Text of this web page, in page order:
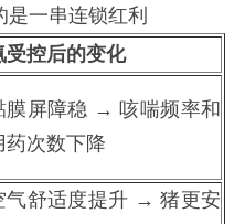
一串连锁红利
受控后的变化
膜屏障稳 → 咳喘频率和
药次数下降
气舒适度提升 → 猪更安